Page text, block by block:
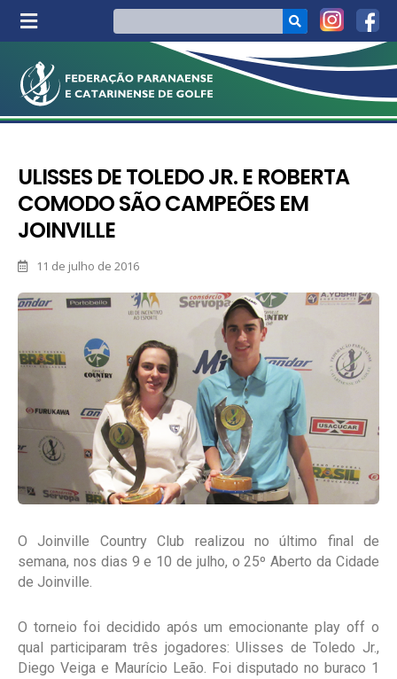
ULISSES DE TOLEDO JR. E ROBERTA
COMODO SÃO CAMPEÕES EM
JOINVILLE
11 de julho de 2016
O Joinville Country Club realizou no último final de
semana, nos dias 9 e 10 de julho, o 25º Aberto da Cidade
de Joinville.
O torneio foi decidido após um emocionante play off o
qual participaram três jogadores: Ulisses de Toledo Jr.,
Diego Veiga e Maurício Leão. Foi disputado no buraco 1